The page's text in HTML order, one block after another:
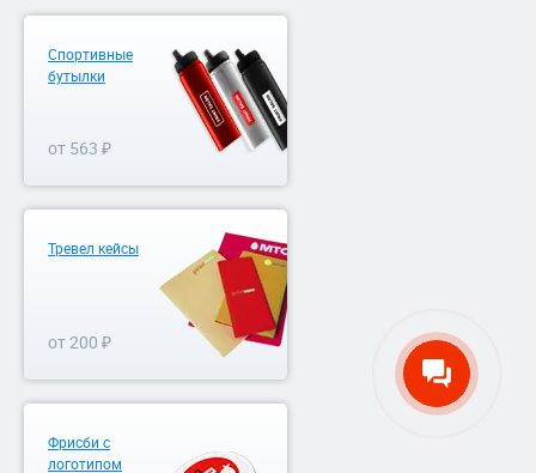
Спортивные
бутылки
от 563 ₽
Тревел кейсы
от 200 ₽
Фрисби с
логотипом